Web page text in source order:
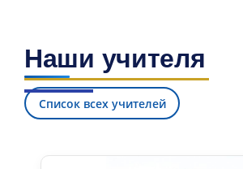
Наши учителя
Список всех учителей